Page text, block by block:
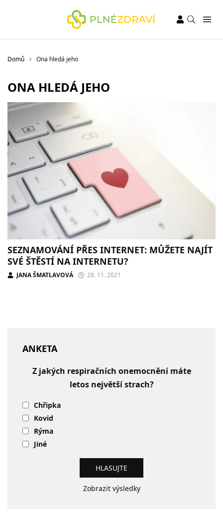
Domů Ona hledá jeho
ONA HLEDÁ JEHO
SEZNAMOVÁNÍ PŘES INTERNET: MŮŽETE NAJÍT
SVÉ ŠTĚSTÍ NA INTERNETU?
JANA ŠMATLAVOVÁ 28. 11. 2021
ANKETA
Z jakých respiračních onemocnění máte
letos největší strach?
Chřipka
Kovid
Rýma
Jiné
Zobrazit výsledky